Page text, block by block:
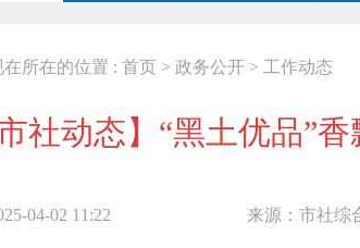
在所在的位置 : 首页 > 政务公开 > 工作动态
市社动态】“黑土优品”
04-02 11:22 来源：市社综